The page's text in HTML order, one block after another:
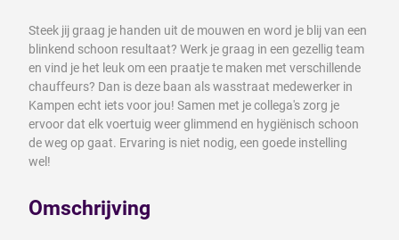
Steek jij graag je handen uit de mouwen en word je blij van een
blinkend schoon resultaat? Werk je graag in een gezellig team
en vind je het leuk om een praatje te maken met verschillende
chauffeurs? Dan is deze baan als wasstraat medewerker in
Kampen echt iets voor jou! Samen met je collega's zorg je
ervoor dat elk voertuig weer glimmend en hygiënisch schoon
de weg op gaat. Ervaring is niet nodig, een goede instelling
wel!
Omschrijving